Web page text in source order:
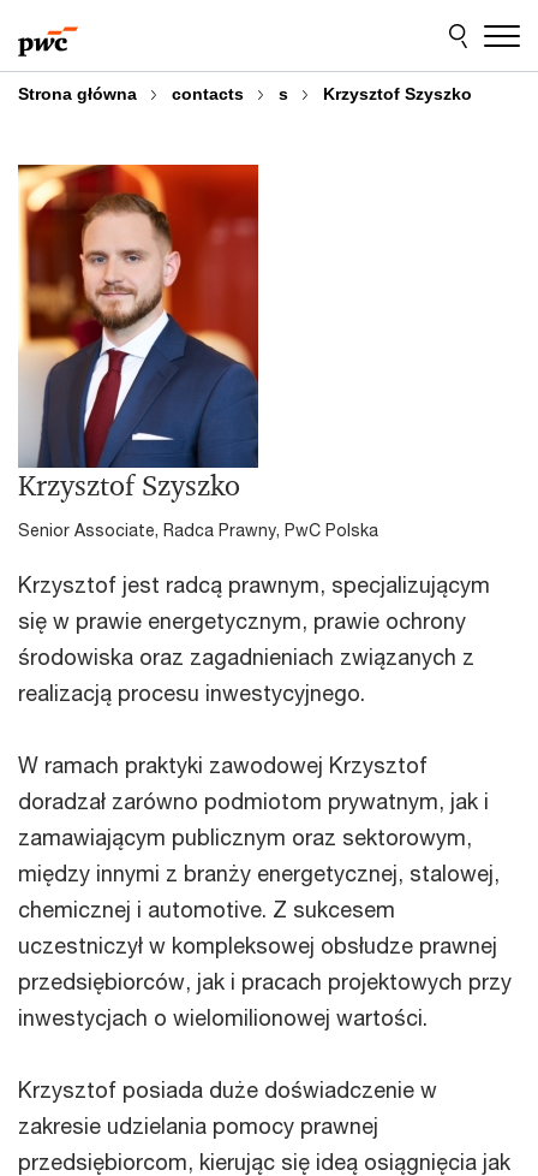
do
treści
do
stopki
Strona główna contacts s Krzysztof Szyszko
Krzysztof Szyszko
Senior Associate, Radca Prawny, PwC Polska
Krzysztof jest radcą prawnym, specjalizującym
się w prawie energetycznym, prawie ochrony
środowiska oraz zagadnieniach związanych z
realizacją procesu inwestycyjnego.
W ramach praktyki zawodowej Krzysztof
doradzał zarówno podmiotom prywatnym, jak i
zamawiającym publicznym oraz sektorowym,
między innymi z branży energetycznej, stalowej,
chemicznej i automotive. Z sukcesem
uczestniczył w kompleksowej obsłudze prawnej
przedsiębiorców, jak i pracach projektowych przy
inwestycjach o wielomilionowej wartości.
Krzysztof posiada duże doświadczenie w
zakresie udzielania pomocy prawnej
przedsiębiorcom, kierując się ideą osiągnięcia jak